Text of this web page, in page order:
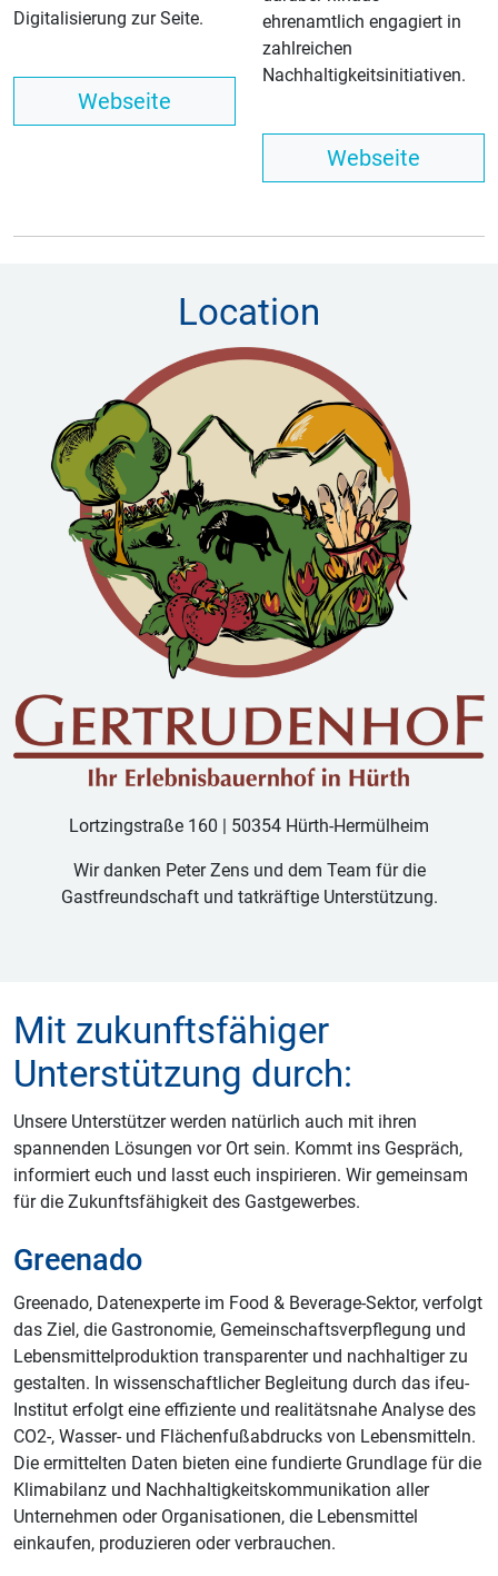
Digitalisierung zur Seite.
Webseite
ehrenamtlich engagiert in
zahlreichen
Nachhaltigkeitsinitiativen.
Webseite
Location
Lortzingstraße 160 | 50354 Hürth-Hermülheim
Wir danken Peter Zens und dem Team für die
Gastfreundschaft und tatkräftige Unterstützung.
Mit zukunftsfähiger
Unterstützung durch:
Unsere Unterstützer werden natürlich auch mit ihren
spannenden Lösungen vor Ort sein. Kommt ins Gespräch,
informiert euch und lasst euch inspirieren. Wir gemeinsam
für die Zukunftsfähigkeit des Gastgewerbes.
Greenado
Greenado, Datenexperte im Food & Beverage-Sektor, verfolgt
das Ziel, die Gastronomie, Gemeinschaftsverpflegung und
Lebensmittelproduktion transparenter und nachhaltiger zu
gestalten. In wissenschaftlicher Begleitung durch das ifeu-
Institut erfolgt eine effiziente und realitätsnahe Analyse des
CO2-, Wasser- und Flächenfußabdrucks von Lebensmitteln.
Die ermittelten Daten bieten eine fundierte Grundlage für die
Klimabilanz und Nachhaltigkeitskommunikation aller
Unternehmen oder Organisationen, die Lebensmittel
einkaufen, produzieren oder verbrauchen.